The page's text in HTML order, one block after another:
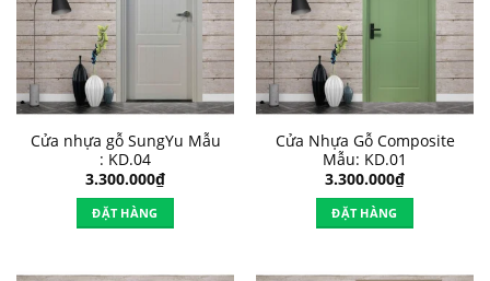
Cửa nhựa gỗ SungYu Mẫu
: KD.04
3.300.000₫
ĐẶT HÀNG
Cửa Nhựa Gỗ Composite
Mẫu: KD.01
3.300.000₫
ĐẶT HÀNG